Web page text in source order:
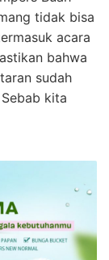
tidak bisa
acara
bahwa
sudah
kita